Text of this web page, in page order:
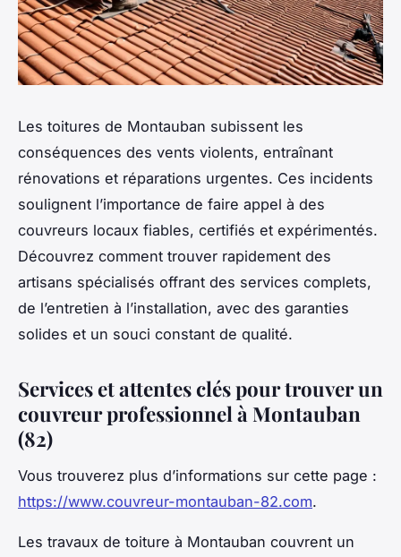
Les toitures de Montauban subissent les
conséquences des vents violents, entraînant
rénovations et réparations urgentes. Ces incidents
soulignent l’importance de faire appel à des
couvreurs locaux fiables, certifiés et expérimentés.
Découvrez comment trouver rapidement des
artisans spécialisés offrant des services complets,
de l’entretien à l’installation, avec des garanties
solides et un souci constant de qualité.
Services et attentes clés pour trouver un
couvreur professionnel à Montauban
(82)
Vous trouverez plus d’informations sur cette page :
https://www.couvreur-montauban-82.com.
Les travaux de toiture à Montauban couvrent un